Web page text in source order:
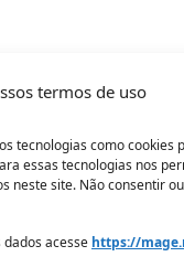
termos de uso
tecnologias como cookies
essas tecnologias nos
neste site. Não consentir
acesse https://